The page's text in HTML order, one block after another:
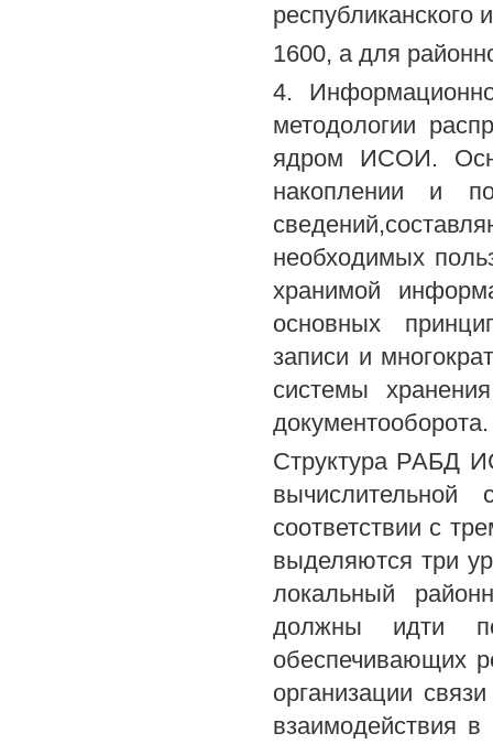
1600, а для
4.
методологии
ядром ИСОИ.
накоплении и
необходимых
хранимой
основных
записи и
системы
документооборота.
Структура РАБД
соответствии с
выделяются три
локальный
должны идти
обеспечивающих
организации
взаимодействия